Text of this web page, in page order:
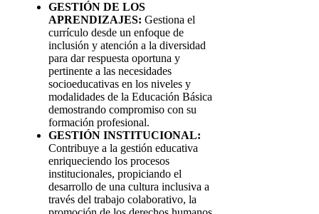
GESTIÓN DE LOS
APRENDIZAJES: Gestiona el
currículo desde un enfoque de
inclusión y atención a la diversidad
para dar respuesta oportuna y
pertinente a las necesidades
socioeducativas en los niveles y
modalidades de la Educación Básica
demostrando compromiso con su
formación profesional.
GESTIÓN INSTITUCIONAL:
Contribuye a la gestión educativa
enriqueciendo los procesos
institucionales, propiciando el
desarrollo de una cultura inclusiva a
través del trabajo colaborativo, la